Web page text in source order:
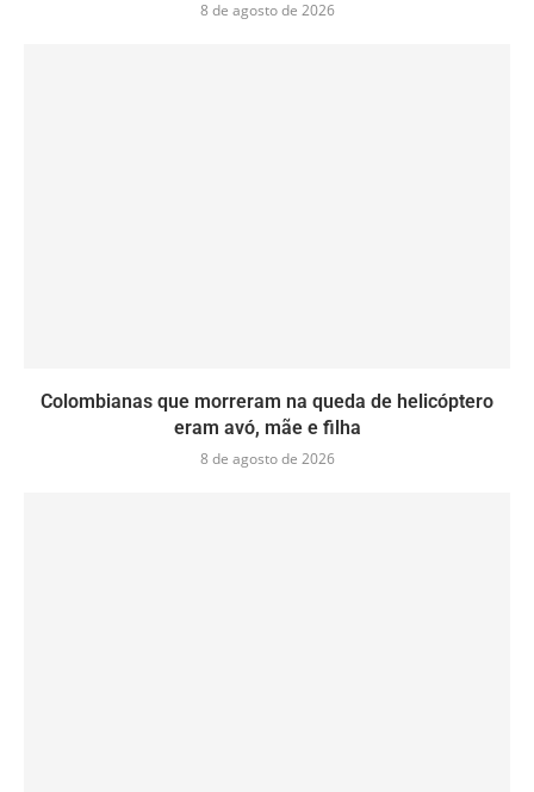
8 de agosto de 2026
Colombianas que morreram na queda de helicóptero
eram avó, mãe e filha
8 de agosto de 2026